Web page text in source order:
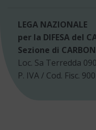
LEGA NAZIONALE
per la DIFESA del
Sezione di
Loc. Sa Terredda
P. IVA / Cod. Fisc.